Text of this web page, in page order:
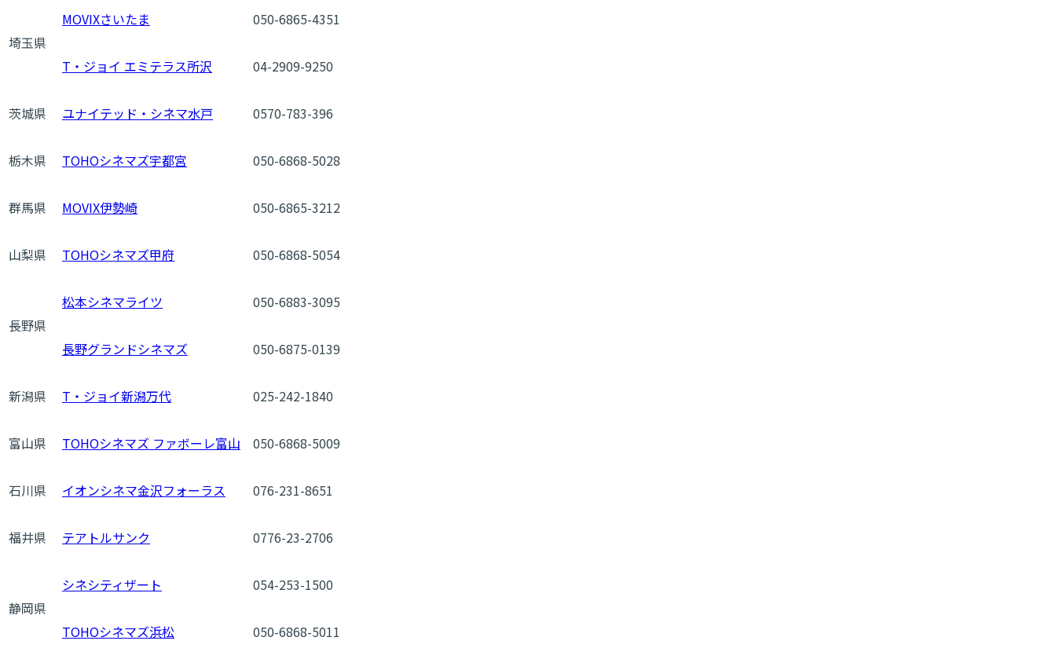
埼玉県
MOVIXさいたま 050-6865-4351
T・ジョイ エミテラス所沢 04-2909-9250
茨城県 ユナイテッド・シネマ水戸 0570-783-396
栃木県 TOHOシネマズ宇都宮 050-6868-5028
群馬県 MOVIX伊勢崎 050-6865-3212
山梨県 TOHOシネマズ甲府 050-6868-5054
長野県
松本シネマライツ 050-6883-3095
長野グランドシネマズ 050-6875-0139
新潟県 T・ジョイ新潟万代 025-242-1840
富山県 TOHOシネマズ ファボーレ富山 050-6868-5009
石川県 イオンシネマ金沢フォーラス 076-231-8651
福井県 テアトルサンク 0776-23-2706
静岡県
シネシティザート 054-253-1500
TOHOシネマズ浜松 050-6868-5011